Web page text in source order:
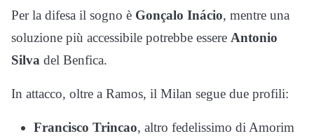
Per la difesa il sogno è Gonçalo Inácio, mentre una
soluzione più accessibile potrebbe essere Antonio
Silva del Benfica.
In attacco, oltre a Ramos, il Milan segue due profili:
Francisco Trincao, altro fedelissimo di Amorim